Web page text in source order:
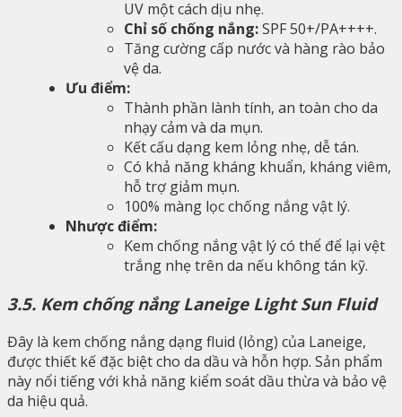
UV một cách dịu nhẹ.
Chỉ số chống nắng:SPF 50+/PA++++.
Tăng cường cấp nước và hàng rào bảo
vệ da.
Ưu điểm:
Thành phần lành tính, an toàn cho da
nhạy cảm và da mụn.
Kết cấu dạng kem lỏng nhẹ, dễ tán.
Có khả năng kháng khuẩn, kháng viêm,
hỗ trợ giảm mụn.
100% màng lọc chống nắng vật lý.
Nhược điểm:
Kem chống nắng vật lý có thể để lại vệt
trắng nhẹ trên da nếu không tán kỹ.
3.5. Kem chống nắng Laneige Light Sun Fluid
Đây là kem chống nắng dạng fluid (lỏng) của Laneige,
được thiết kế đặc biệt cho da dầu và hỗn hợp. Sản phẩm
này nổi tiếng với khả năng kiểm soát dầu thừa và bảo vệ
da hiệu quả.